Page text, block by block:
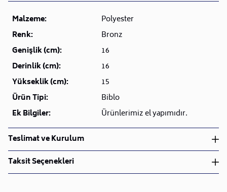
Malzeme:
Polyester
Renk:
Bronz
Genişlik (cm):
16
Derinlik (cm):
16
Yükseklik (cm):
15
Ürün Tipi:
Biblo
Ek Bilgiler:
Ürünlerimiz el yapımıdır.
Teslimat ve Kurulum
Teslimat ve Kurulum
• Siparişlerinizi aldıktan sonra en kısa sürede işleme
Taksit Seçenekleri